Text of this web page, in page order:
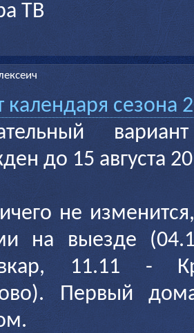
ТВ
календаря сезона
до 15 августа
не
на выезде
11.11 -
Первый